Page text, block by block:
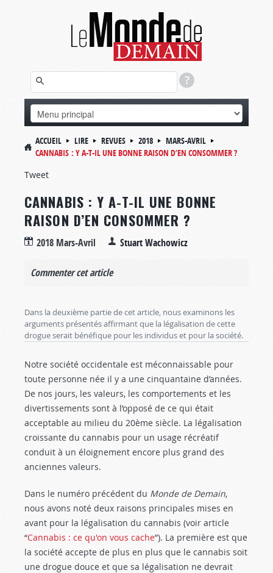
ACCUEIL LIRE REVUES 2018
MARS-AVRIL
CANNABIS : Y A-T-IL UNE BONNE RAISON D’EN CONSOMMER ?
Tweet
CANNABIS : Y A-T-IL UNE BONNE
RAISON D’EN CONSOMMER ?
2018 Mars-Avril Stuart Wachowicz
Commenter cet article
Dans la deuxième partie de cet article, nous examinons les
arguments présentés affirmant que la légalisation de cette
drogue serait bénéfique pour les individus et pour la société.
Notre société occidentale est méconnaissable pour
toute personne née il y a une cinquantaine d’années.
De nos jours, les valeurs, les comportements et les
divertissements sont à l’opposé de ce qui était
acceptable au milieu du 20ème siècle. La légalisation
croissante du cannabis pour un usage récréatif
conduit à un éloignement encore plus grand des
anciennes valeurs.
Dans le numéro précédent du Monde de Demain,
nous avons noté deux raisons principales mises en
avant pour la légalisation du cannabis (voir article
“Cannabis : ce qu'on vous cache”). La première est que
la société accepte de plus en plus que le cannabis soit
une drogue douce et que sa légalisation ne devrait